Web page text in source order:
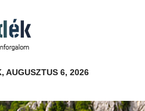
AUGUSZTUS 6, 2026